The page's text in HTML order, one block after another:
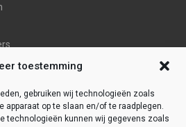
toestemming
gebruiken wij technologieën zoals
apparaat op te slaan en/of te raadplegen.
technologieën kunnen wij gegevens zoals
Zaandam: Uw betrouwbare partner in